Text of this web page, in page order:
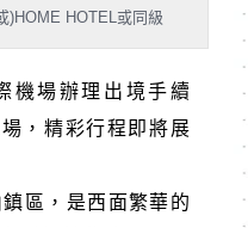
)HOME HOTEL或同級
機場辦理出境手續
，精彩行程即將展
區，是西面繁華的